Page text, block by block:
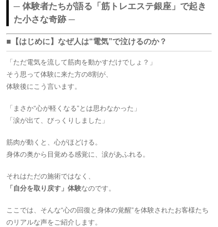
─ 体験者たちが語る「筋トレエステ銀座」で起き
た小さな奇跡 ─
■【はじめに】なぜ人は“電気”で泣けるのか？
「ただ電気を流して筋肉を動かすだけでしょ？」
そう思って体験に来た方の8割が、
体験後にこう言います。
「まさか“心が軽くなる”とは思わなかった」
「涙が出て、びっくりしました」
筋肉が動くと、心がほどける。
身体の奥から目覚める感覚に、涙があふれる。
それはただの施術ではなく、
「自分を取り戻す」体験なのです。
ここでは、そんな“心の回復と身体の覚醒”を体験されたお客様たち
のリアルな声をご紹介します。